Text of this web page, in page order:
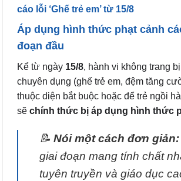
cáo lỗi ‘Ghế trẻ em’ từ 15/8
Áp dụng hình thức phạt cảnh
đoạn đầu
Kể từ ngày 15/8, hành vi không trang
chuyên dụng (ghế trẻ em, đệm tăng
thuộc diện bắt buộc hoặc để trẻ ngồi
sẽ chính thức bị áp dụng hình thức
📝 Nói một cách đơn giản:
giai đoạn mang tính chất
tuyên truyền và giáo dục